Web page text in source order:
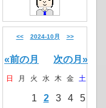
<< 2024-10月 >>
«前の月 次の月»
日 月 火 水 木 金 土
1 2 3 4 5